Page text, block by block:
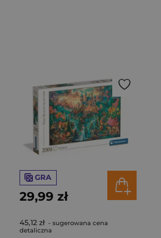
GRA
29,99 zł
45,12 zł - sugerowana cena
detaliczna